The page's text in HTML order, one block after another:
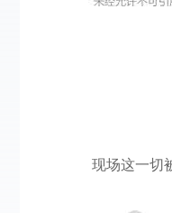
现场这一切